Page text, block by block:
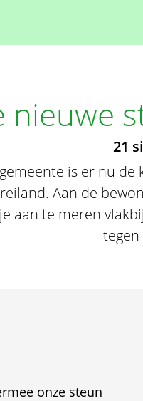
nieuwe
21
is er nu de
Aan de
aan te meren
tegen
onze steun